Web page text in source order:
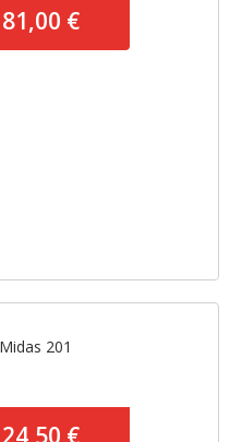
81,00 €
201
24,50 €